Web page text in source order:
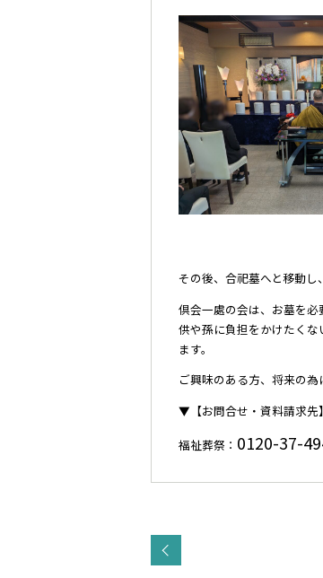
その後、合祀墓へと移動し
倶会一處の会は、お墓を
供や孫に負担をかけたく
ます。
ご興味のある方、将来の
▼【お問合せ・資料請求
福祉葬祭： 0120-37-